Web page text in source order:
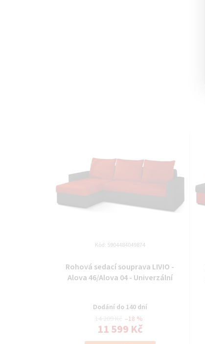
Rohová sedací souprava LIVIO -
Alova 46/Alova 04 - Univerzální
Dodání do 140 dní
11 599 Kč
–18 %
Kód: 5904484049874